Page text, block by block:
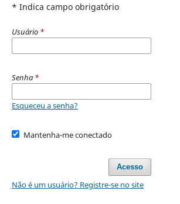
* Indica campo obrigatório
Usuário *
Senha *
Esqueceu a senha?
Mantenha-me conectado
Acesso
Não é um usuário? Registre-se no site